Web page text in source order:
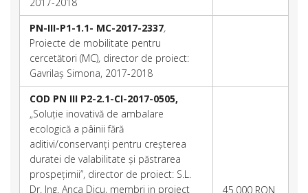
PN-III-P1-1.1- MC-2017-2337,
Proiecte de mobilitate pentru
cercetători (MC), director de proiect:
Gavrilaș Simona, 2017-2018
COD PN III P2-2.1-CI-2017-0505,
„Soluție inovativă de ambalare
ecologică a pâinii fără
aditivi/conservanți pentru creșterea
duratei de valabilitate și păstrarea
prospețimii”, director de proiect: S.L.
Dr. Ing. Anca Dicu, membri in proiect
45.000 RON